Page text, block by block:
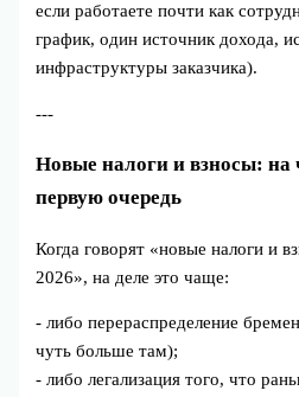
если работаете почти как
график, один источник дохода,
инфраструктуры заказчика).
---
Новые налоги и взносы: на
первую очередь
Когда говорят «новые налоги и
2026», на деле это чаще:
- либо перераспределение
чуть больше там);
- либо легализация того, что